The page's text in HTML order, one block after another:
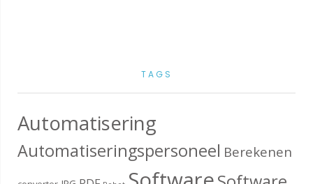
TAGS
Automatisering
Automatiseringspersoneel Berekenen